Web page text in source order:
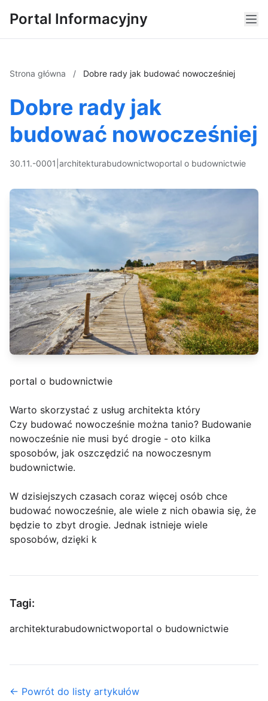
Portal Informacyjny
Strona główna / Dobre rady jak budować nowocześniej
Dobre rady jak
budować nowocześniej
30.11.-0001 architekturabudownictwoportal o budownictwie
portal o budownictwie
Warto skorzystać z usług architekta który
Czy budować nowocześnie można tanio? Budowanie
nowocześnie nie musi być drogie - oto kilka
sposobów, jak oszczędzić na nowoczesnym
budownictwie.
W dzisiejszych czasach coraz więcej osób chce
budować nowocześnie, ale wiele z nich obawia się, że
będzie to zbyt drogie. Jednak istnieje wiele
sposobów, dzięki k
Tagi:
architekturabudownictwoportal o budownictwie
← Powrót do listy artykułów